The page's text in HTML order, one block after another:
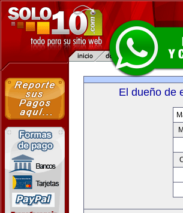
El dueño de